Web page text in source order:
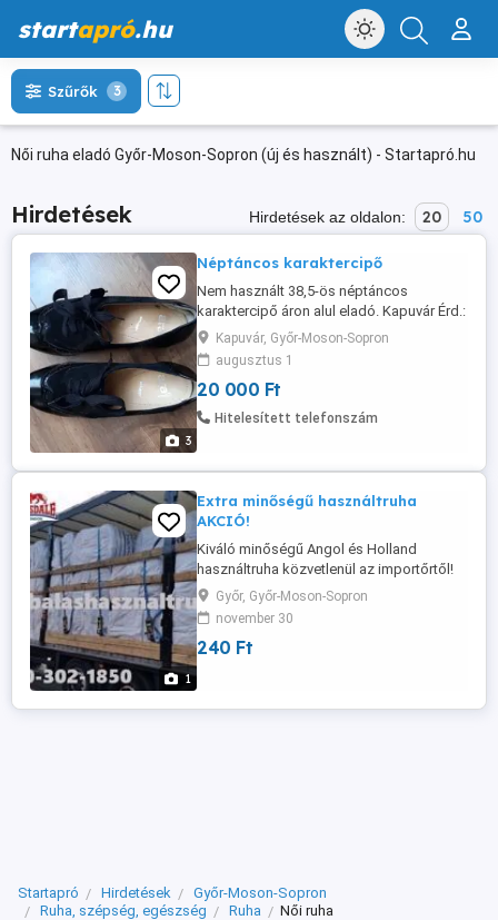
startapró.hu
Női ruha eladó Győr-Moson-Sopron (új és használt) - Startapró.hu
Szűrők 3
Hirdetések Hirdetések az oldalon: 20 50
3
Néptáncos karaktercipő
Nem használt 38,5-ös néptáncos
karaktercipő áron alul eladó. Kapuvár Érd.:
306560102
Kapuvár, Győr-Moson-Sopron
augusztus 1
20 000 Ft
Hitelesített telefonszám
1
Extra minőségű használtruha
AKCIÓ!
Kiváló minőségű Angol és Holland
használtruha közvetlenül az importőrtől!
Eredeti bontatlan bálákban, aktuális
szezonnak megfelelően, friss gyűjtésből!
Kínálatunk széleskörű, árukészletünk
hetente frissül. Áraink verhetetlenek a
Győr, Győr-Moson-Sopron
november 30
240 Ft
Startapró Hirdetések
Győr-Moson-Sopron
Ruha, szépség, egészség
Ruha Női ruha